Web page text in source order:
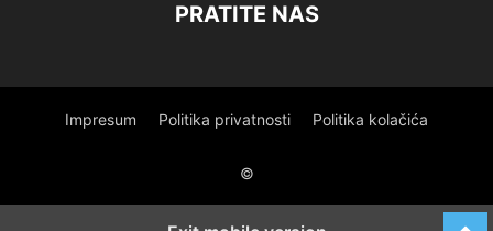
PRATITE NAS
Impresum Politika privatnosti Politika kolačića
©